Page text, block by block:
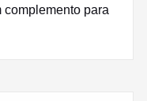
complemento para